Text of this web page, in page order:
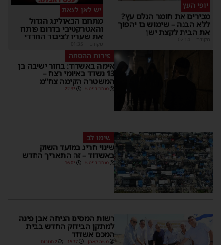
יופי העץ
מכירים את חומר הגלם עץ?
ללא הבנה – שימוש בו יהפוך
את הבית לקצת ישן
מקודם
יש לאן לצאת
מתחם הבאולינג הגדול
והאטרקטיבי בדרום פותח
את שעריו לציבור החרדי
מקודם
פירות ההסתה
אימה באשדוד: בחור ישיבה בן
13 נשדד באיומי רצח –
המשטרה הקימה צח”מ
מנחם דויטש 22:32
שימו לב
שינוי חריג במועד השוק
באשדוד – זה התאריך החדש
מנחם דויטש 16:07
רשות המסים הניחה אבן פינה
למתקן הבידוק החדש בבית
המכס אשדוד
משה קאהן 15:37 2 תגובות